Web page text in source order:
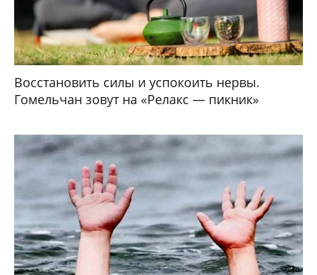
Восстановить силы и успокоить нервы.
Гомельчан зовут на «Релакс — пикник»